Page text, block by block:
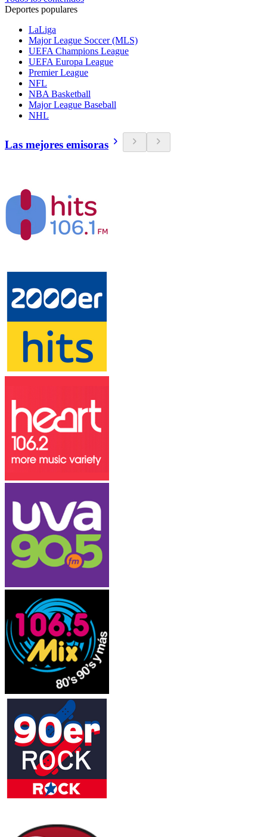
Deportes populares
LaLiga
Major League Soccer (MLS)
UEFA Champions League
UEFA Europa League
Premier League
NFL
NBA Basketball
Major League Baseball
NHL
Las mejores emisoras